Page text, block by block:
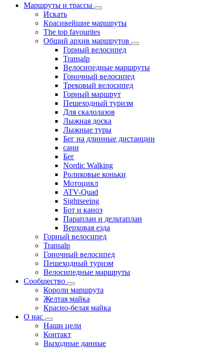
Маршруты и трассы
Искать
Красивейшие маршруты
The top favourites
Общий архив маршрутов
Горный велосипед
Transalp
Велосипедные маршруты
Гоночный велосипед
Трековый велосипед
Горный маршрут
Пешеходный туризм
Для скалолазов
Лыжная доска
Лыжные туры
Бег на длинные дистанции
сани
Бег
Nordic Walking
Роликовые коньки
Мотоцикл
ATV-Quad
Sightseeing
Бот и каноэ
Параплан и дельтаплан
Верховая езда
Горный велосипед
Transalp
Гоночный велосипед
Пешеходный туризм
Велосипедные маршруты
Сообщество
Короли маршрута
Желтая майка
Красно-белая майка
О нас
Наши цели
Контакт
Выходные данные